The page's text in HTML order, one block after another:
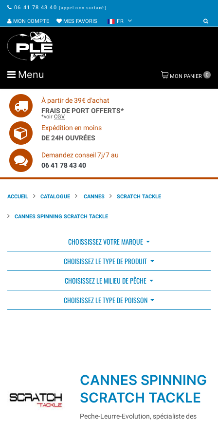
06 41 78 43 40 (appel non surtaxé)
MON COMPTE MES FAVORIS FR
Menu MON PANIER 0
À partir de 39€ d'achat
FRAIS DE PORT OFFERTS*
*voir CGV
Expédition en moins
DE 24H OUVRÉES
Demandez conseil 7j/7 au
06 41 78 43 40
ACCUEIL CATALOGUE CANNES SCRATCH TACKLE
CANNES SPINNING SCRATCH TACKLE
CHOISSISSEZ VOTRE MARQUE
CHOISISSEZ LE TYPE DE PRODUIT
CHOISISSEZ LE MILIEU DE PÊCHE
CHOISISSEZ LE TYPE DE POISSON
CANNES SPINNING
SCRATCH TACKLE
Peche-Leurre-Evolution, spécialiste des